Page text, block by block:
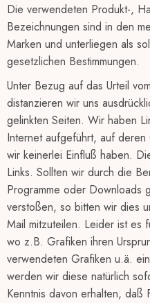
Die verwendeten Produkt-,
Bezeichnungen sind in den
Marken und unterliegen als
gesetzlichen Bestimmungen.
Unter Bezug auf das Urteil
distanzieren wir uns
gelinkten Seiten. Wir haben
Internet aufgeführt, auf deren
wir keinerlei Einfluß haben.
Links. Sollten wir durch die
Programme oder Downloads
verstoßen, so bitten wir dies
Mail mitzuteilen. Leider ist es
wo z.B. Grafiken ihren
verwendeten Grafiken u.ä.
werden wir diese natürlich
Kenntnis davon erhalten, daß